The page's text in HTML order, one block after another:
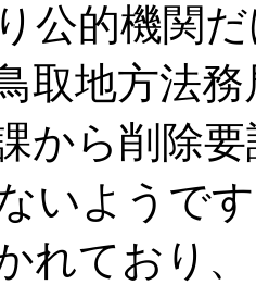
公的機関
取地方法
から削除
いようで
れており